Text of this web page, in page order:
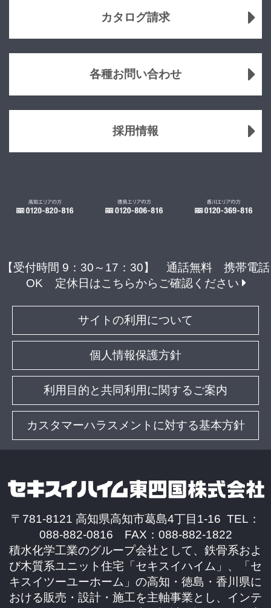
カタログ請求
各種お問い合わせ
採用情報
【受付時間 9：30～17：30】 通話無料 携帯電話
OK
定休日はこちらからご確認ください
サイトの利用について
個人情報保護方針
利用目的と共同利用に関するご案内
カスタマーハラスメントに対する基本方針
〒781-8121 高知県高知市葛島4丁目1-16 TEL：
088-882-0816 FAX：088-882-1822
積水化学工業のグループ会社として、鉄骨系およ
び木質系ユニット住宅「セキスイハイム」、「セ
キスイツーユーホーム」の高知・徳島・香川県に
おける販売・設計・施工を主軸事業とし、インテ